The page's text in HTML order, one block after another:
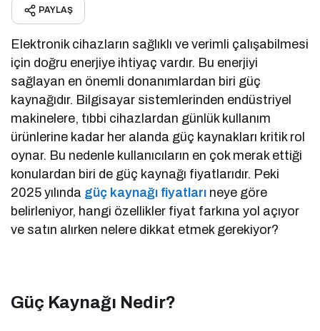
PAYLAŞ
Elektronik cihazların sağlıklı ve verimli çalışabilmesi
için doğru enerjiye ihtiyaç vardır. Bu enerjiyi
sağlayan en önemli donanımlardan biri güç
kaynağıdır. Bilgisayar sistemlerinden endüstriyel
makinelere, tıbbi cihazlardan günlük kullanım
ürünlerine kadar her alanda güç kaynakları kritik rol
oynar. Bu nedenle kullanıcıların en çok merak ettiği
konulardan biri de güç kaynağı fiyatlarıdır. Peki
2025 yılında güç kaynağı fiyatları neye göre
belirleniyor, hangi özellikler fiyat farkına yol açıyor
ve satın alırken nelere dikkat etmek gerekiyor?
Güç Kaynağı Nedir?